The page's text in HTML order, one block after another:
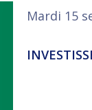
Mardi 15